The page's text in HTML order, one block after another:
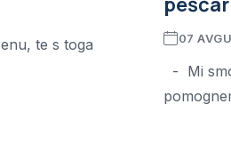
te s toga
07
- Mi